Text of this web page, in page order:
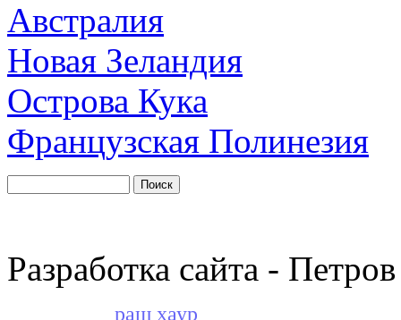
Австралия
Новая Зеландия
Острова Кука
Французская Полинезия
Разработка сайта -
раш хаур